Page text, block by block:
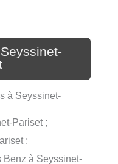
à Seyssinet-
Pariset ;
;
Benz à Seyssinet-